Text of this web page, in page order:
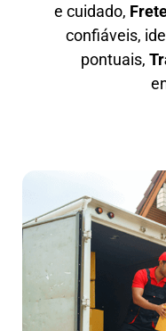
e cuidado,
confiáveis,
pontuais,